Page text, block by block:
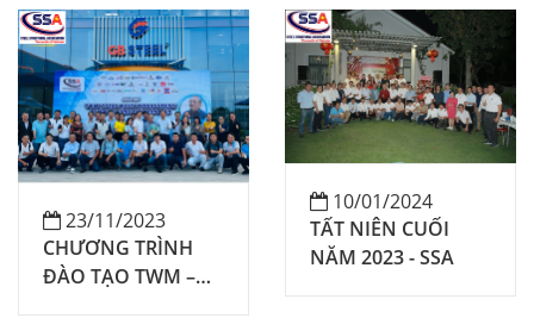
trị lãng phí toàn
diện - Ứng dụng giải
pháp giảm chi phí
với PREMA-GHK
vào thực tiễn
doanh nghiệp"
23/11/2023
CHƯƠNG TRÌNH
ĐÀO TẠO TWM –
10/01/2024
TẤT NIÊN CUỐI
NĂM 2023 - SSA